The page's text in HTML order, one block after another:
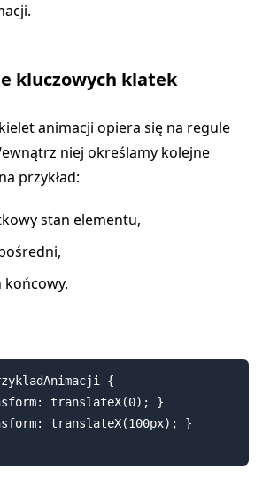
kluczowych klatek
animacji opiera się na regule
niej określamy kolejne
przykład:
stan elementu,
końcowy.
{
translateX(0); }
translateX(100px); }